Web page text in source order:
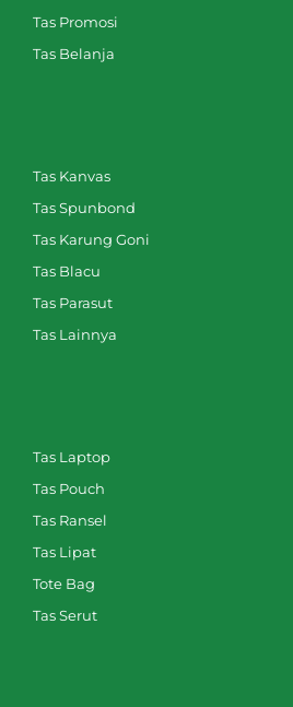
Tas Promosi
Tas Belanja
Tas Kanvas
Tas Spunbond
Tas Karung Goni
Tas Blacu
Tas Parasut
Tas Lainnya
Tas Laptop
Tas Pouch
Tas Ransel
Tas Lipat
Tote Bag
Tas Serut